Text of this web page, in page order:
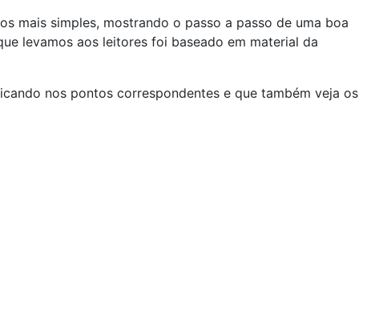
mais simples, mostrando o passo a passo de uma boa
levamos aos leitores foi baseado em material da
nos pontos correspondentes e que também veja os